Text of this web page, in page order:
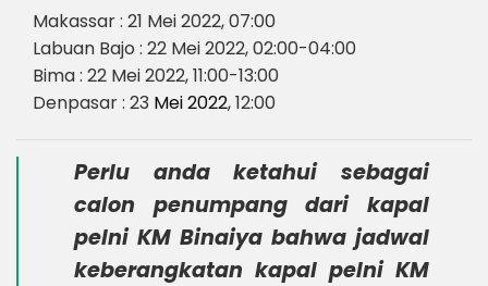
Makassar : 21 Mei 2022, 07:00
Labuan Bajo : 22 Mei 2022, 02:00-04:00
Bima : 22 Mei 2022, 11:00-13:00
Denpasar : 23 Mei 2022, 12:00
Perlu anda ketahui sebagai
calon penumpang dari kapal
pelni KM Binaiya bahwa jadwal
keberangkatan kapal pelni KM